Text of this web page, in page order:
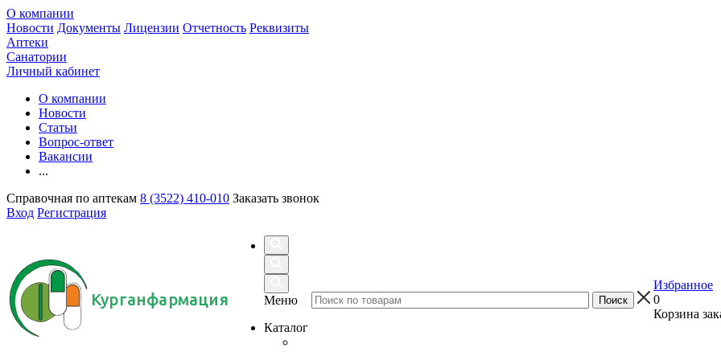
О компании
Новости Документы Лицензии Отчетность Реквизиты
Аптеки
Санатории
Личный кабинет
О компании
Новости
Статьи
Вопрос-ответ
Вакансии
...
Справочная по аптекам 8 (3522) 410-010 Заказать звонок
Вход Регистрация
Курганфармация
Меню
Каталог
Избранное
0
Корзина